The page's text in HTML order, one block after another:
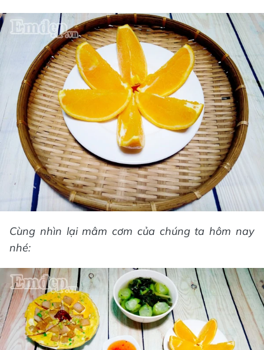
Cùng nhìn lại mâm cơm của chúng ta hôm nay
nhé: